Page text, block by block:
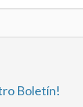
Boletín!